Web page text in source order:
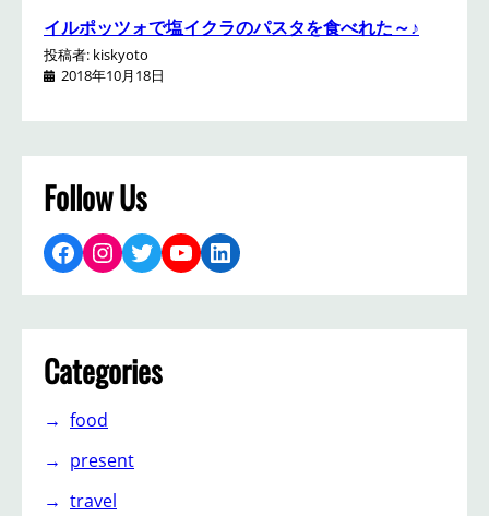
イルポッツォで塩イクラのパスタを食べれた～♪
投稿者: kiskyoto
2018年10月18日
Follow Us
Facebook Instagram Twitter YouTube LinkedIn
Categories
food
present
travel